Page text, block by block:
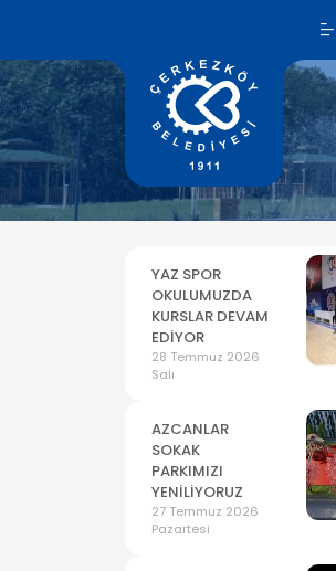
YAZ SPOR
OKULUMUZDA
KURSLAR DEVAM
EDİYOR
28 Temmuz 2026
Salı
AZCANLAR
SOKAK
PARKIMIZI
YENİLİYORUZ
27 Temmuz 2026
Pazartesi